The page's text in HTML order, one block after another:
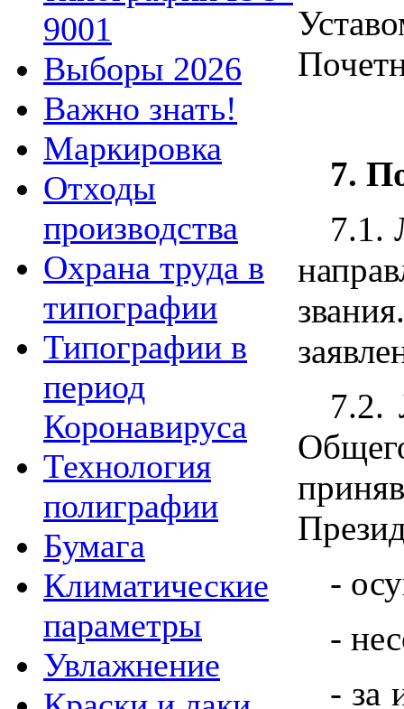
9001
Выборы 2026
Важно знать!
Маркировка
Отходы
производства
Охрана труда в
типографии
Типографии в
период
Коронавируса
Технология
полиграфии
Бумага
Климатические
параметры
Увлажнение
7.
7.1.
7.2.
-
-
- за